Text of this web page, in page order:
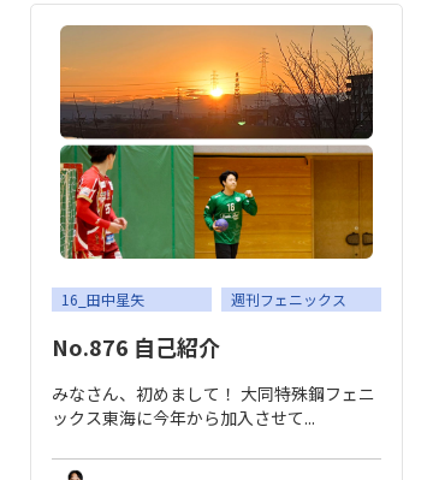
16_田中星矢 週刊フェニックス
No.876 自己紹介
みなさん、初めまして！ 大同特殊鋼フェニ
ックス東海に今年から加入させて...